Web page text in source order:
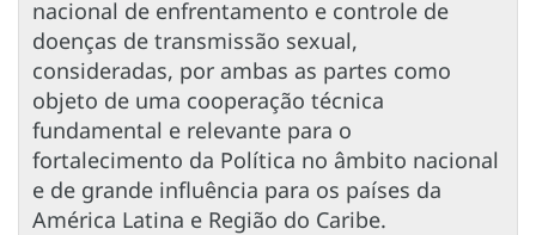
nacional de enfrentamento e controle de
doenças de transmissão sexual,
consideradas, por ambas as partes como
objeto de uma cooperação técnica
fundamental e relevante para o
fortalecimento da Política no âmbito nacional
e de grande influência para os países da
América Latina e Região do Caribe.